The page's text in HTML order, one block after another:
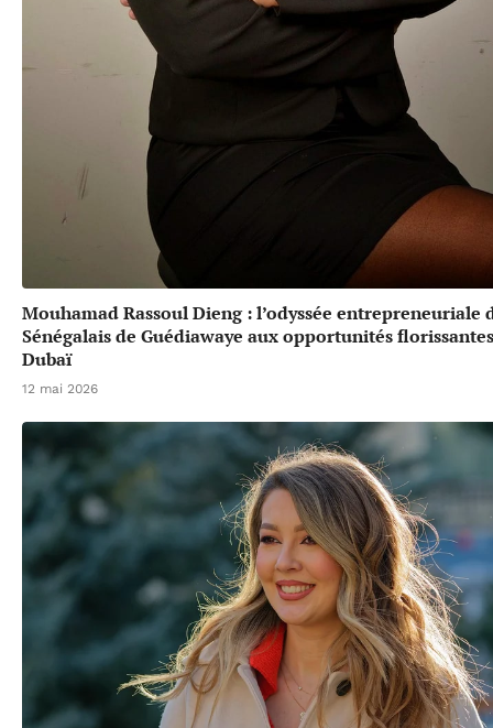
Mouhamad Rassoul Dieng : l’odyssée entrepreneuriale
Sénégalais de Guédiawaye aux opportunités
Dubaï
12 mai 2026